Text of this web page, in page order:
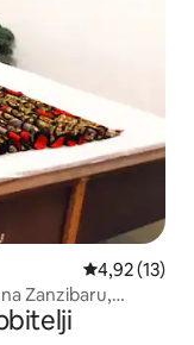
Prosječna
4,92 (13)
Zanzibaru,